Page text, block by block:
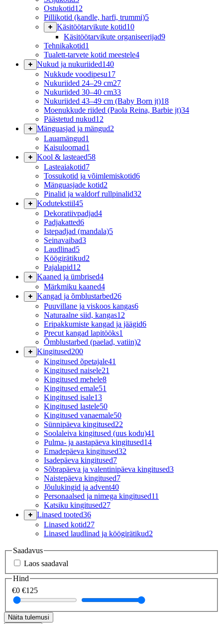
Ostukotid12
Pillikotid (kandle, harfi, trummi)5
Käsitöötarvikute kotid10
Käsitöötarvikute organiseerijad9
Tehnikakotid1
Tualett-tarvete kotid meestele4
Nukud ja nukuriided140
Nukkude voodipesu17
Nukuriided 24–29 cm27
Nukuriided 30–40 cm33
Nukuriided 43–49 cm (Baby Born jt)18
Moenukkude riided (Paola Reina, Barbie jt)34
Päästetud nukud12
Mänguasjad ja mängud2
Lauamängud1
Kaisuloomad1
Kool & lasteaed58
Lasteaiakotid7
Tossukotid ja võimlemiskotid6
Mänguasjade kotid2
Pinalid ja waldorf rullpinalid32
Kodutekstiil45
Dekoratiivpadjad4
Padjakatted6
Istepadjad (mandala)5
Seinavaibad3
Laudlinad5
Köögirätikud2
Pajalapid12
Kaaned ja ümbrised4
Märkmiku kaaned4
Kangad ja õmblustarbed26
Puuvillane ja viskoos kangas6
Naturaalne siid, kangas12
Eripakkumiste kangad ja jäägid6
Precut kangad lapitööks1
Õmblustarbed (paelad, vatiin)2
Kingitused200
Kingitused õpetajale41
Kingitused naisele21
Kingitused mehele8
Kingitused emale51
Kingitused isale13
Kingitused lastele50
Kingitused vanaemale50
Sünnipäeva kingitused22
Soolaleiva kingitused (uus kodu)41
Pulma- ja aastapäeva kingitused14
Emadepäeva kingitused32
Isadepäeva kingitused7
Sõbrapäeva ja valentinipäeva kingitused3
Naistepäeva kingitused7
Jõulukingid ja advent40
Personaalsed ja nimega kingitused11
Katsiku kingitused27
Linased tooted36
Linased kotid27
Linased laudlinad ja köögirätikud2
Saadavus
Laos saadaval
Hind
€0 €125
Näita tulemusi